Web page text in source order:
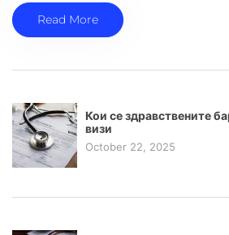
Read More
Кои се здравствените
визи
October 22, 2025